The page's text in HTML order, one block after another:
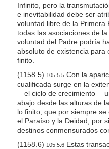
Infinito, pero la
e inevitabilidad debe ser
voluntad libre de la Primera
todas las asociaciones de
voluntad del Padre podría
absoluto de existencia para
finito.
(1158.5) 105:5.5Con la
cualificada surge en la
—el ciclo de crecimiento—
abajo desde las alturas de
lo finito, que por siempre
el Paraíso y la Deidad, por
destinos conmensurados
(1158.6) 105:5.6Estas